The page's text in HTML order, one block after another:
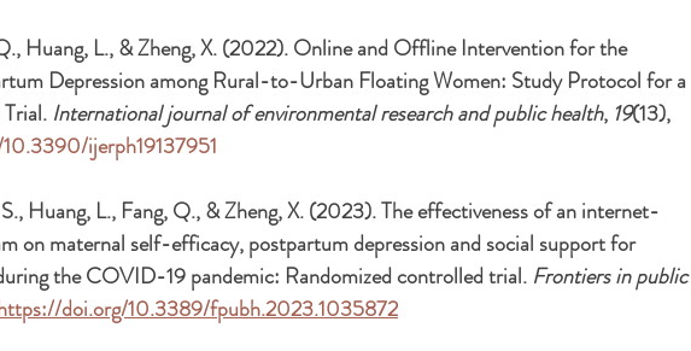
Huang, L., & Zheng, X. (2022). Online and Offline Intervention for the
Depression among Rural-to-Urban Floating Women: Study Protocol for a
International journal of environmental research and public health, 19(13),
ijerph19137951
Huang, L., Fang, Q., & Zheng, X. (2023). The effectiveness of an internet-
on maternal self-efficacy, postpartum depression and social support for
the COVID-19 pandemic: Randomized controlled trial. Frontiers in public
doi.org/10.3389/fpubh.2023.1035872